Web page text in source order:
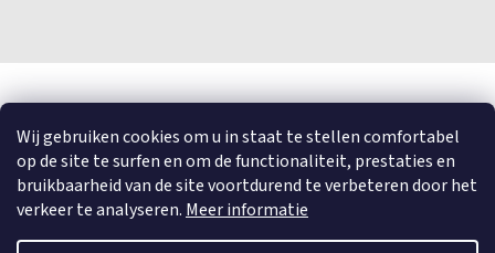
Wij gebruiken cookies om u in staat te stellen comfortabel
op de site te surfen en om de functionaliteit, prestaties en
bruikbaarheid van de site voortdurend te verbeteren door het
verkeer te analyseren. Meer informatie